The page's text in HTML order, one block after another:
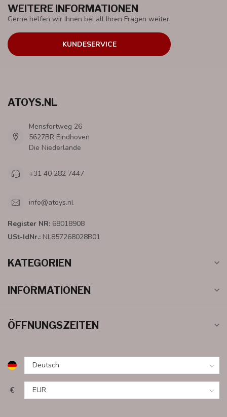
WEITERE INFORMATIONEN
Gerne helfen wir Ihnen bei all Ihren Fragen weiter.
KUNDESERVICE
ATOYS.NL
Mensfortweg 26
5627BR Eindhoven
Die Niederlande
+31 40 282 7447
info@atoys.nl
Register NR: 68018908
USt-IdNr.: NL857268028B01
KATEGORIEN
INFORMATIONEN
ÖFFNUNGSZEITEN
€